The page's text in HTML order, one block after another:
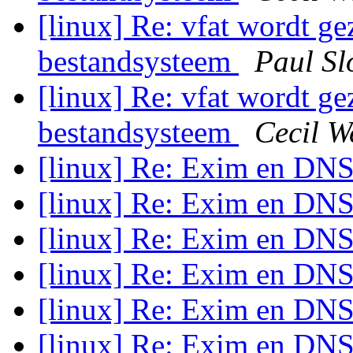
[linux] Re: vfat wordt
bestandsysteem
Paul
[linux] Re: vfat wordt
bestandsysteem
Cecil
[linux] Re: Exim en
[linux] Re: Exim en
[linux] Re: Exim en
[linux] Re: Exim en
[linux] Re: Exim en
[linux] Re: Exim en